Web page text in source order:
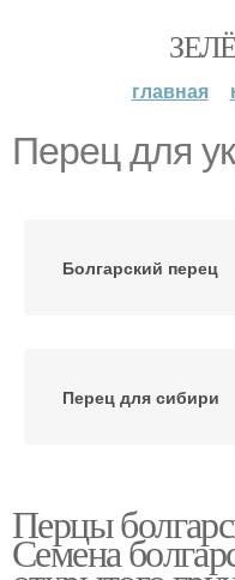
главная
Перец для
Болгарский перец
Перец для сибири
Сладкий перец
Перцы
Семена